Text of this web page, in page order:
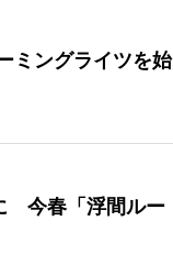
ミングライツを始
今春「浮間ルー